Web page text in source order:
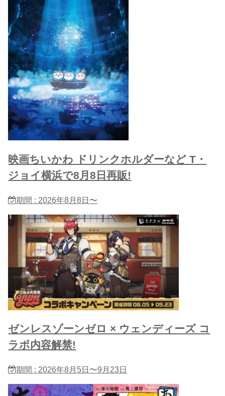
映画ちいかわ ドリンクホルダーなど T・
ジョイ横浜で8月8日再販!
期間 : 2026年8月8日〜
ゼンレスゾーンゼロ × ウェンディーズ コ
ラボ内容解禁!
期間 : 2026年8月5日〜9月23日